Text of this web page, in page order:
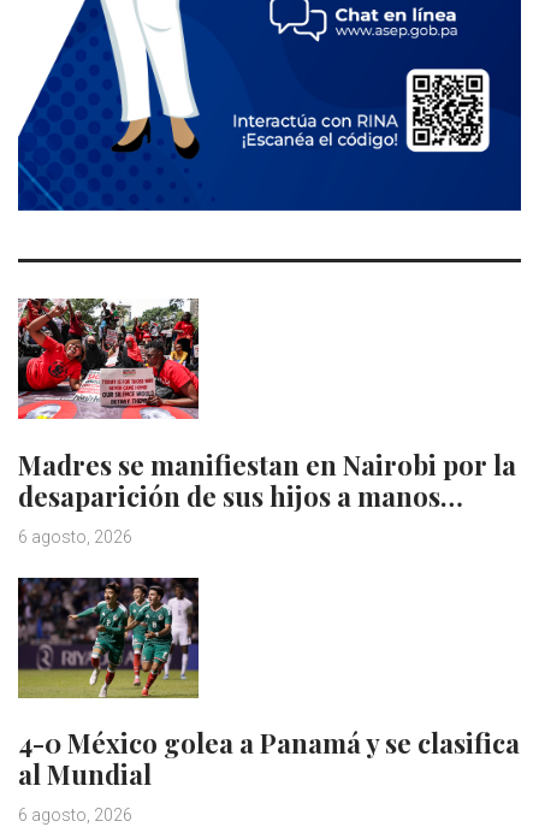
Madres se manifiestan en Nairobi por la
desaparición de sus hijos a manos…
6 agosto, 2026
4-0 México golea a Panamá y se clasifica
al Mundial
6 agosto, 2026